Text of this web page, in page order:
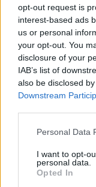
opt-out request is
interest-based ads
us or personal
your opt-out. You
disclosure of your
IAB’s list of
also be disclosed
Downstream
Personal Data
I want to opt-
personal data.
Opted In
Flakët përfshijnë
dykatëshe në Fier,
shkaktohen dëme